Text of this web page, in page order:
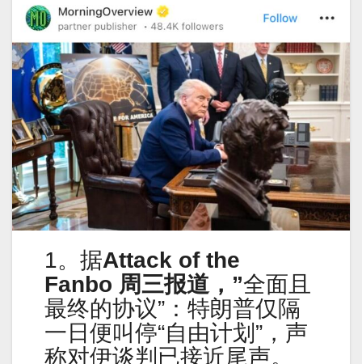
1。据Attack of the
Fanbo 周三报道，”全面且
最终的协议”：特朗普仅隔
一日便叫停“自由计划”，声
称对伊谈判已接近尾声。